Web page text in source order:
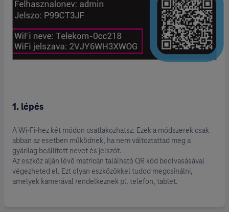
1. lépés
A Wi-Fi-hez két módon csatlakozhatsz. Ezek a módszerek csak
abban az esetben működnek, ha nem változtattad meg a
gyárilag beállított nevet és jelszót.
Az eszköz alján lévő matricán található QR kód beolvasásával
végezheted el. Ezt olyan eszközökkel tudod megcsinálni,
amelyek kamerával rendelkeznek pl. telefon, tablet.